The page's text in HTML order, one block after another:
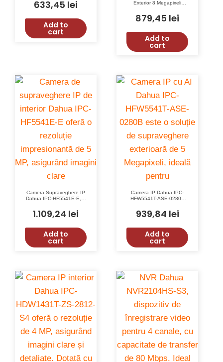
Dahua XVR5104HS-4KL-
I3
633,45 lei
Add to
cart
Exterior 8 Megapixeli
AS 3.6mm cu IR 30m și
WDR 120dB
879,45 lei
Add to
cart
Camera Supraveghere IP
Dahua IPC-HF5541E-E, 5
Miscare, Tripwire,
Intrusiune, WDR 120dB
1.109,24 lei
Add to
cart
Camera IP Dahua IPC-
HFW5541T-ASE-0280B
IR 80m, WDR 120dB,
IP67
939,84 lei
Add to
cart